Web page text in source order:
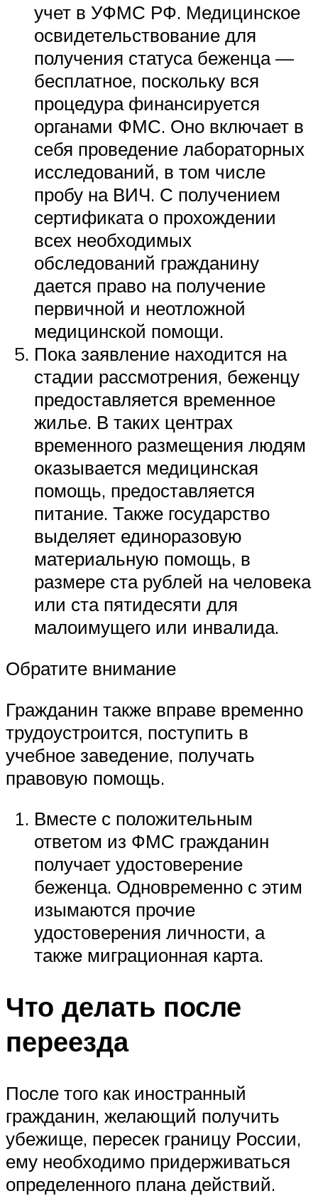
учет в УФМС РФ. Медицинское
освидетельствование для
получения статуса беженца —
бесплатное, поскольку вся
процедура финансируется
органами ФМС. Оно включает в
себя проведение лабораторных
исследований, в том числе
пробу на ВИЧ. С получением
сертификата о прохождении
всех необходимых
обследований гражданину
дается право на получение
первичной и неотложной
медицинской помощи.
Пока заявление находится на
стадии рассмотрения, беженцу
предоставляется временное
жилье. В таких центрах
временного размещения людям
оказывается медицинская
помощь, предоставляется
питание. Также государство
выделяет единоразовую
материальную помощь, в
размере ста рублей на человека
или ста пятидесяти для
малоимущего или инвалида.
Обратите внимание
Гражданин также вправе временно
трудоустроится, поступить в
учебное заведение, получать
правовую помощь.
Вместе с положительным
ответом из ФМС гражданин
получает удостоверение
беженца. Одновременно с этим
изымаются прочие
удостоверения личности, а
также миграционная карта.
Что делать после
переезда
После того как иностранный
гражданин, желающий получить
убежище, пересек границу России,
ему необходимо придерживаться
определенного плана действий.